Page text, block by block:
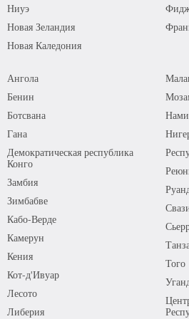
Ниуэ
Новая Зеландия
Новая Каледония
Ангола
Бенин
Ботсвана
Гана
Демократическая республика
Конго
Замбия
Зимбабве
Кабо-Верде
Камерун
Кения
Кот-д'Ивуар
Лесото
Либерия
Того